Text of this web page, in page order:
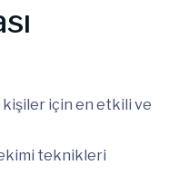
kişiler için en etkili ve
teknikleri